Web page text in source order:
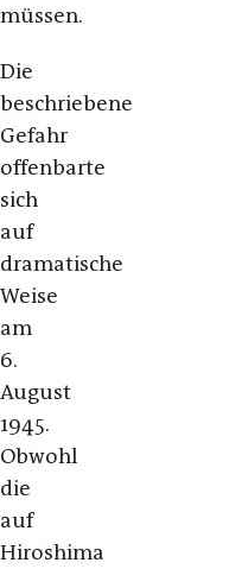
müssen.
Die
beschriebene
Gefahr
offenbarte
sich
auf
dramatische
Weise
am
6.
August
1945.
Obwohl
die
auf
Hiroshima